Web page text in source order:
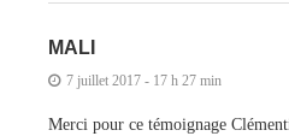
MALI
7 juillet 2017 - 17 h 27 min
Merci pour ce témoignage